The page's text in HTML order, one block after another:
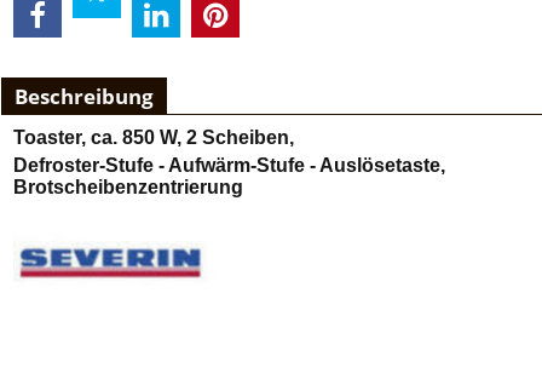
Beschreibung
Toaster, ca. 850 W, 2 Scheiben,
Defroster-Stufe - Aufwärm-Stufe - Auslösetaste,